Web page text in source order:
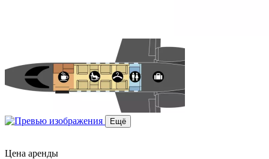
Ещё
Цена аренды